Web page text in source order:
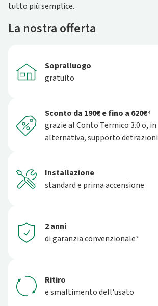
tutto più semplice.
La nostra offerta
Sopralluogo
gratuito
Sconto da 190€ e fino a 620€⁴
grazie al Conto Termico 3.0 o, in
alternativa, supporto detrazioni
Installazione
standard e prima accensione
2 anni
di garanzia convenzionale⁷
Ritiro
e smaltimento dell'usato